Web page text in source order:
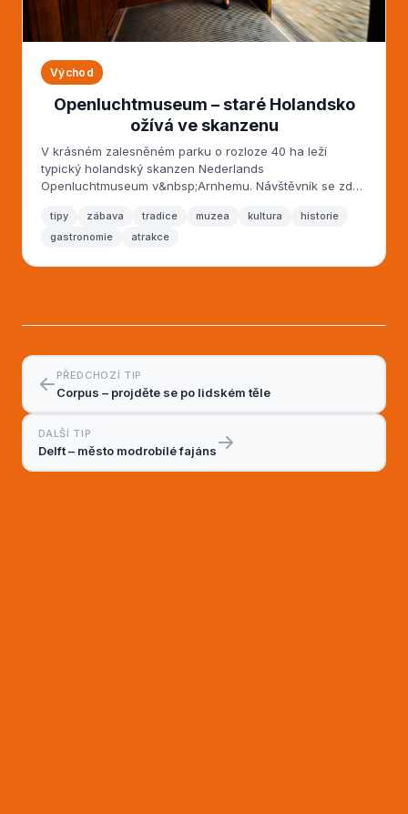
Východ
Openluchtmuseum – staré Holandsko
ožívá ve skanzenu
V krásném zalesněném parku o rozloze 40 ha leží
typický holandský skanzen Nederlands
Openluchtmuseum v&nbsp;Arnhemu. Návštěvník se zde
tipy zábava tradice muzea kultura
historie
gastronomie
atrakce
PŘEDCHOZÍ TIP
Corpus – projděte se po lidském těle
DALŠÍ TIP
Delft – město modrobílé fajáns